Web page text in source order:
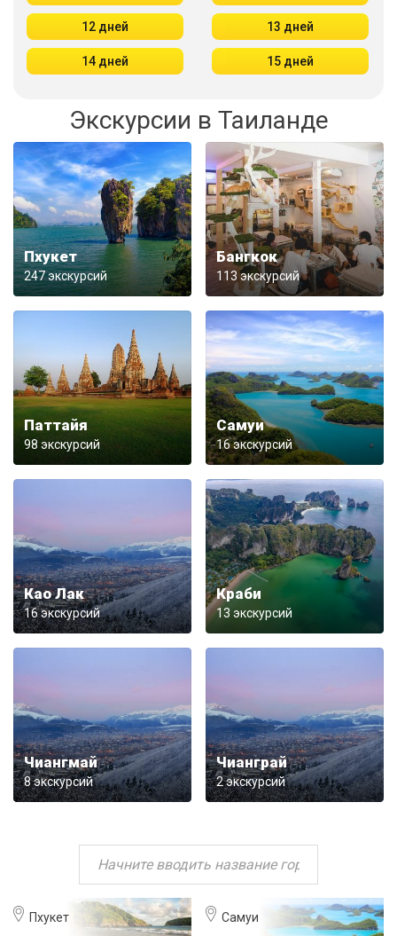
12 дней 13 дней
14 дней 15 дней
Экскурсии в Таиланде
Пхукет
247 экскурсий
Бангкок
113 экскурсий
Паттайя
98 экскурсий
Самуи
16 экскурсий
Као Лак
16 экскурсий
Краби
13 экскурсий
Чиангмай
8 экскурсий
Чианграй
2 экскурсий
Пхукет Самуи